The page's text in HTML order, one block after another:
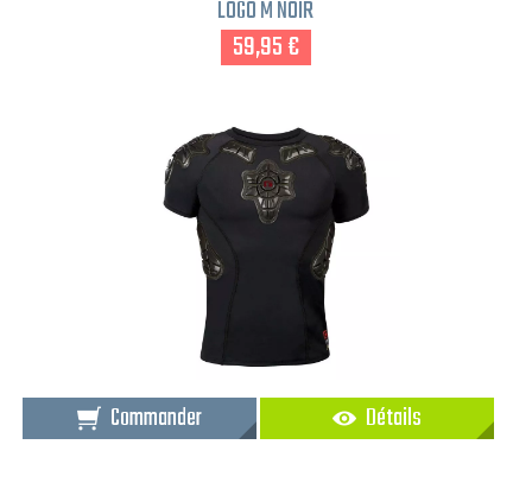
LOGO M NOIR
59,95 €
Commander Détails